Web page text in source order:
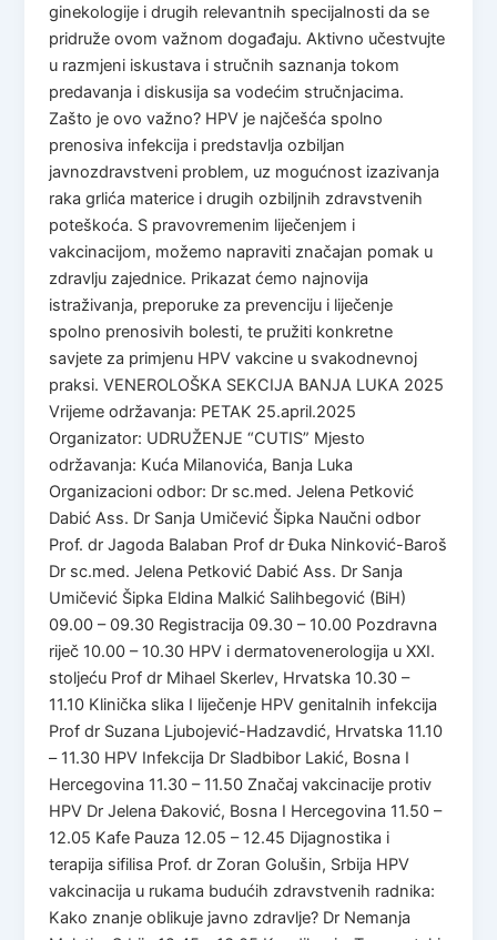
ginekologije i drugih relevantnih specijalnosti da se
pridruže ovom važnom događaju. Aktivno učestvujte
u razmjeni iskustava i stručnih saznanja tokom
predavanja i diskusija sa vodećim stručnjacima.
Zašto je ovo važno? HPV je najčešća spolno
prenosiva infekcija i predstavlja ozbiljan
javnozdravstveni problem, uz mogućnost izazivanja
raka grlića materice i drugih ozbiljnih zdravstvenih
poteškoća. S pravovremenim liječenjem i
vakcinacijom, možemo napraviti značajan pomak u
zdravlju zajednice. Prikazat ćemo najnovija
istraživanja, preporuke za prevenciju i liječenje
spolno prenosivih bolesti, te pružiti konkretne
savjete za primjenu HPV vakcine u svakodnevnoj
praksi. VENEROLOŠKA SEKCIJA BANJA LUKA 2025
Vrijeme održavanja: PETAK 25.april.2025
Organizator: UDRUŽENJE “CUTIS” Mjesto
održavanja: Kuća Milanovića, Banja Luka
Organizacioni odbor: Dr sc.med. Jelena Petković
Dabić Ass. Dr Sanja Umičević Šipka Naučni odbor
Prof. dr Jagoda Balaban Prof dr Đuka Ninković-Baroš
Dr sc.med. Jelena Petković Dabić Ass. Dr Sanja
Umičević Šipka Eldina Malkić Salihbegović (BiH)
09.00 – 09.30 Registracija 09.30 – 10.00 Pozdravna
riječ 10.00 – 10.30 HPV i dermatovenerologija u XXI.
stoljeću Prof dr Mihael Skerlev, Hrvatska 10.30 –
11.10 Klinička slika I liječenje HPV genitalnih infekcija
Prof dr Suzana Ljubojević-Hadzavdić, Hrvatska 11.10
– 11.30 HPV Infekcija Dr Sladbibor Lakić, Bosna I
Hercegovina 11.30 – 11.50 Značaj vakcinacije protiv
HPV Dr Jelena Đaković, Bosna I Hercegovina 11.50 –
12.05 Kafe Pauza 12.05 – 12.45 Dijagnostika i
terapija sifilisa Prof. dr Zoran Golušin, Srbija HPV
vakcinacija u rukama budućih zdravstvenih radnika:
Kako znanje oblikuje javno zdravlje? Dr Nemanja